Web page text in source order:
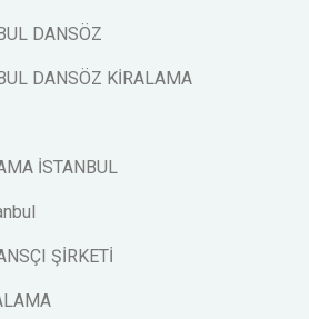
DANSÖZ
DANSÖZ KİRALAMA
İSTANBUL
ŞİRKETİ